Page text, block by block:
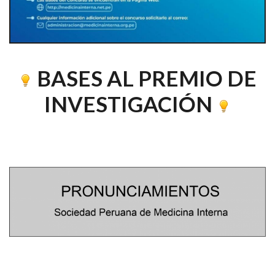
BASES AL PREMIO DE
INVESTIGACIÓN